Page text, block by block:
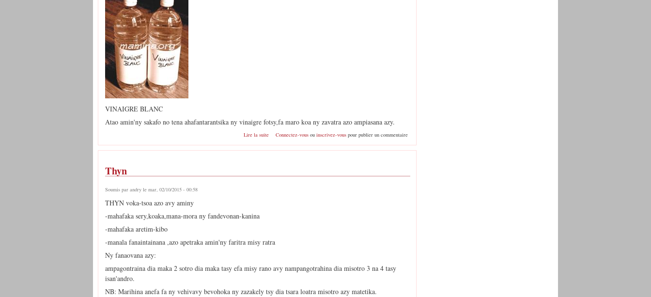
VINAIGRE BLANC
Atao amin'ny sakafo no tena ahafantarantsika ny vinaigre fotsy,fa maro koa ny zavatra azo ampiasana azy.
Lire la suite de Vinaigre blanc
Connectez-vousou inscrivez-vouspour publier un commentaire
Thyn
Soumis par andry le mar, 02/10/2015 - 00:58
THYN voka-tsoa azo avy aminy
-mahafaka sery,koaka,mana-mora ny fandevonan-kanina
-mahafaka aretim-kibo
-manala fanaintainana ,azo apetraka amin'ny faritra misy ratra
Ny fanaovana azy:
ampagontraina dia maka 2 sotro dia maka tasy efa misy rano avy nampangotrahina dia misotro 3 na 4 tasy
isan'andro.
NB: Marihina anefa fa ny vehivavy bevohoka ny zazakely tsy dia tsara loatra misotro azy matetika.